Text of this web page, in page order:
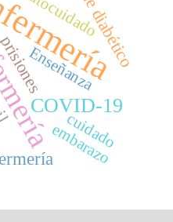
COVID-19
pie diabético
Enseñanza
cuidado
embarazo